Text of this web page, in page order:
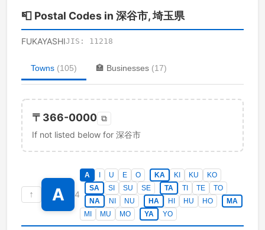
📮 Postal Codes in 深谷市, 埼玉県
FUKAYASHIJIS: 11218
Towns (105) 🏣 Businesses (17)
〒 366-0000 ⧉
If not listed below for 深谷市
↑ A 4
A U E O KA KI KU
KO
SA
SI SU SE TA TI TE
TO
NA
NI NU HA HI HU HO
MA
MI
MU MO YA YO